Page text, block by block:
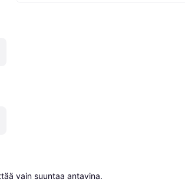
vain suuntaa antavina.